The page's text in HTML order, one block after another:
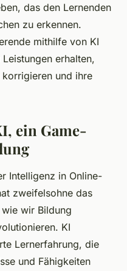
das den Lernenden
zu erkennen.
mithilfe von KI
erhalten,
und ihre
ein Game-
Intelligenz in Online-
zweifelsohne das
wir Bildung
KI
Lernerfahrung, die
und Fähigkeiten